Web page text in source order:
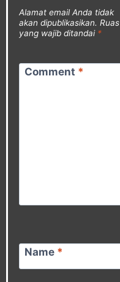
Alamat email Anda tidak
akan dipublikasikan. Ruas
yang wajib ditandai *
Comment *
Name *